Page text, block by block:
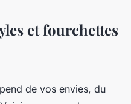
et fourchettes
de vos envies, du